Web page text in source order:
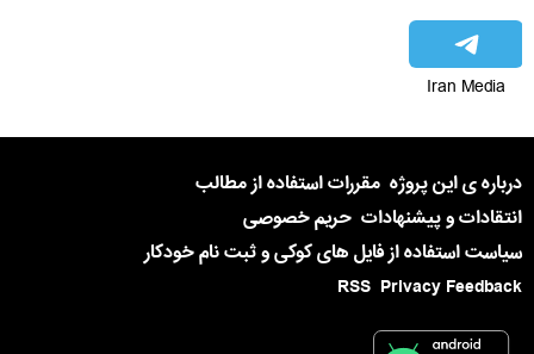
Iran Media
درباره ی این پروژه مقررات استفاده از مطالب
انتقادات و پیشنهادات حریم خصوصی
سیاست استفاده از فایل های کوکی و ثبت نام خودکار
Privacy Feedback
RSS